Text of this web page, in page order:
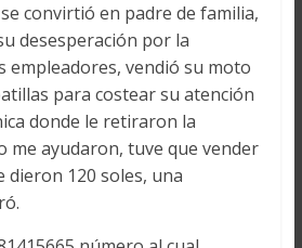
convirtió en padre de familia,
desesperación por la
empleadores, vendió su moto
para costear su atención
donde le retiraron la
me ayudaron, tuve que vender
dieron 120 soles, una